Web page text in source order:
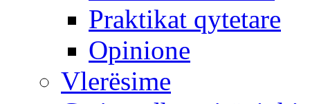
Praktikat qytetare
Opinione
Vlerësime